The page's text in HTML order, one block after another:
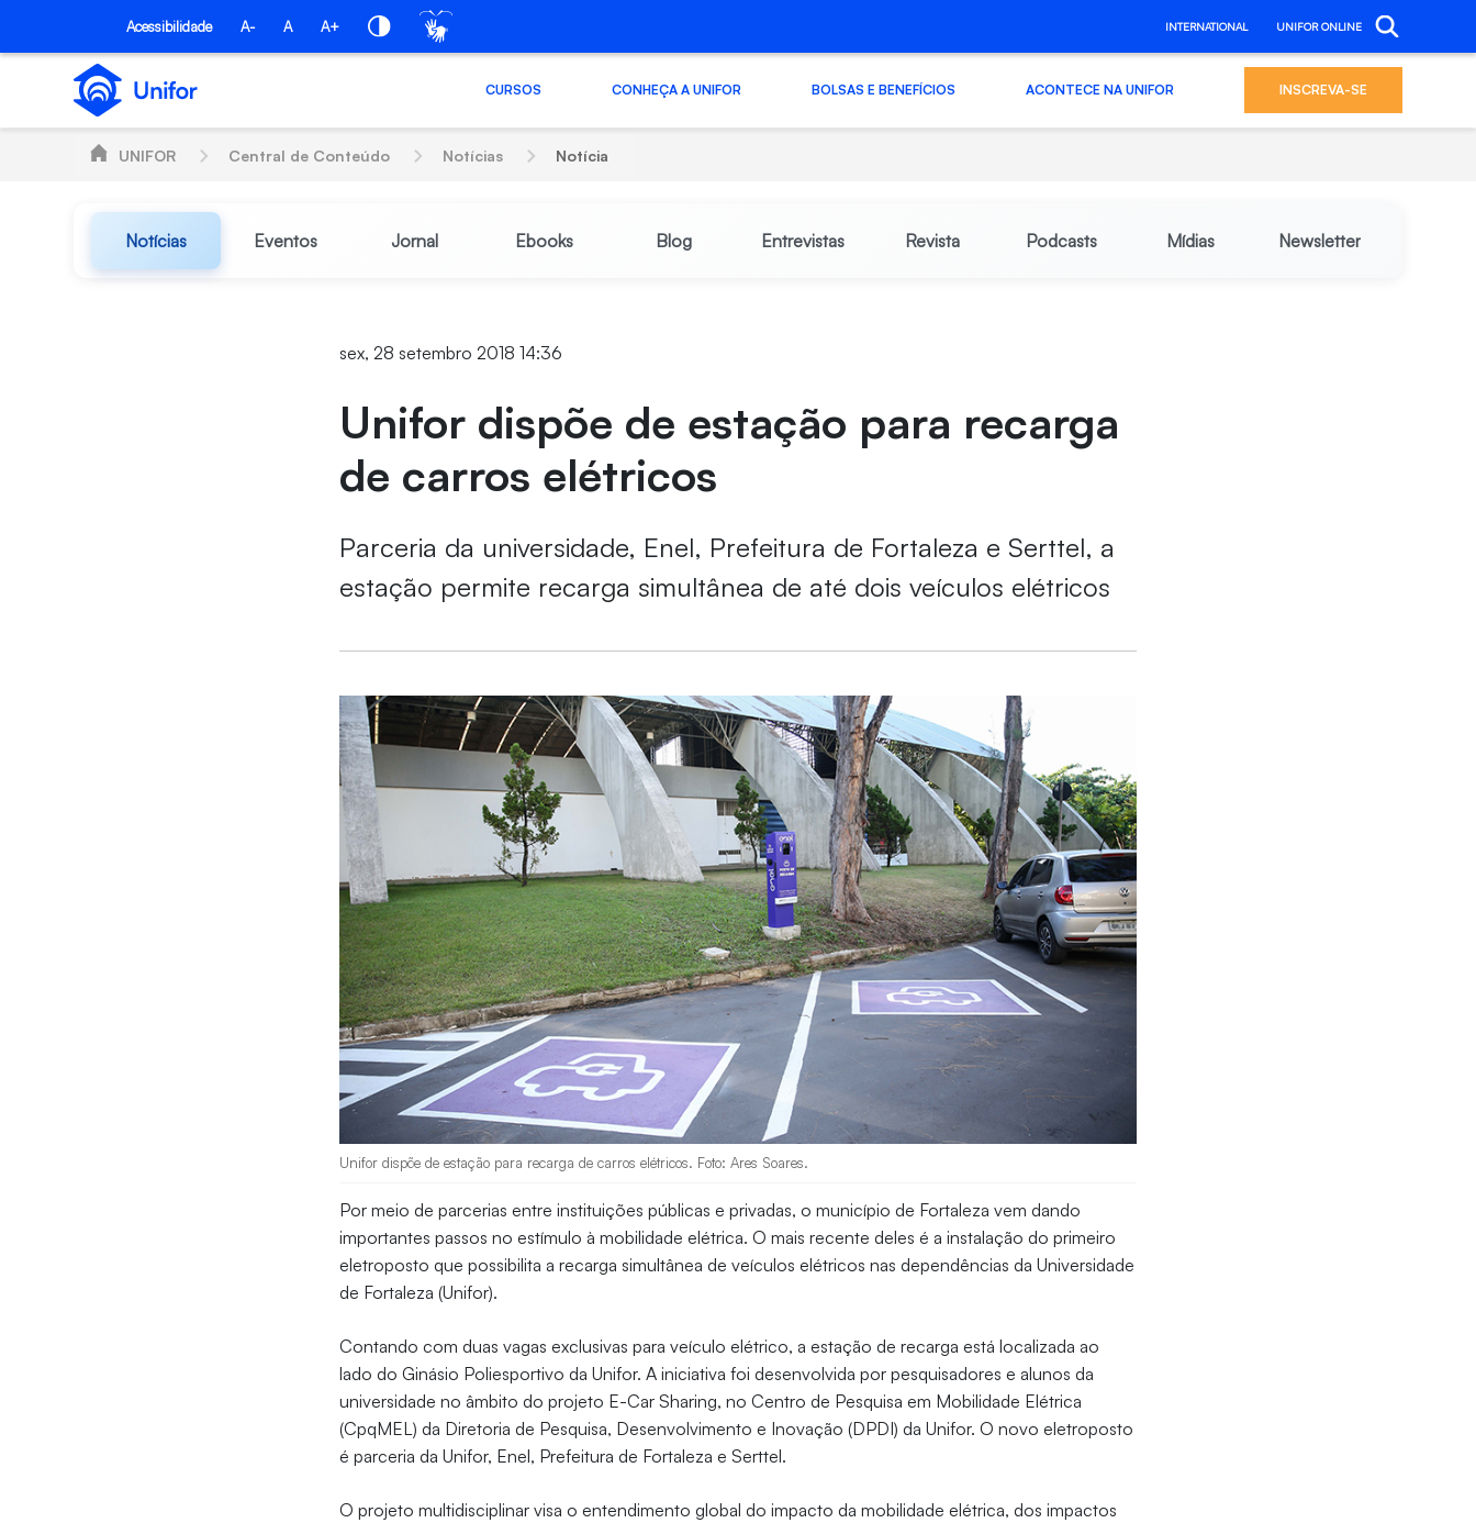
Pular para o Conteúdo principal
Acessibilidade A- A A+ INTERNATIONAL UNIFOR ONLINE
CURSOS CONHEÇA A UNIFOR BOLSAS E BENEFÍCIOS ACONTECE NA UNIFOR INSCREVA-SE
UNIFOR Central de Conteúdo Notícias Notícia
Notícias Eventos Jornal Ebooks Blog Entrevistas Revista Podcasts Mídias Newsletter
sex, 28 setembro 2018 14:36
Unifor dispõe de estação para recarga
de carros elétricos
Parceria da universidade, Enel, Prefeitura de Fortaleza e Serttel, a
estação permite recarga simultânea de até dois veículos elétricos
Unifor dispõe de estação para recarga de carros elétricos. Foto: Ares Soares.
Por meio de parcerias entre instituições públicas e privadas, o município de Fortaleza vem dando
importantes passos no estímulo à mobilidade elétrica. O mais recente deles é a instalação do primeiro
eletroposto que possibilita a recarga simultânea de veículos elétricos nas dependências da Universidade
de Fortaleza (Unifor).
Contando com duas vagas exclusivas para veículo elétrico, a estação de recarga está localizada ao
lado do Ginásio Poliesportivo da Unifor. A iniciativa foi desenvolvida por pesquisadores e alunos da
universidade no âmbito do projeto E-Car Sharing, no Centro de Pesquisa em Mobilidade Elétrica
(CpqMEL) da Diretoria de Pesquisa, Desenvolvimento e Inovação (DPDI) da Unifor. O novo eletroposto
é parceria da Unifor, Enel, Prefeitura de Fortaleza e Serttel.
O projeto multidisciplinar visa o entendimento global do impacto da mobilidade elétrica, dos impactos